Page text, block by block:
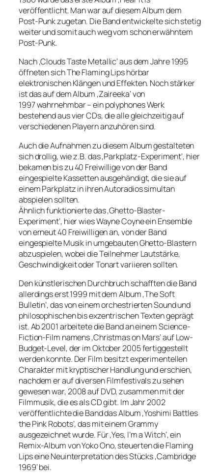
veröffentlicht. Man war auf diesem Album dem
Post-Punk zugetan. Die Band entwickelte sich stetig
weiter und somit auch weg vom schon erwähntem
Post-Punk.
Nach ‚Clouds Taste Metallic‘ aus dem Jahre 1995
öffneten sich The Flaming Lips hörbar
elektronischen Klängen und Effekten. Noch stärker
ist das auf dem Album ‚Zaireeka‘ von
1997 wahrnehmbar – ein polyphones Werk
bestehend aus vier CDs, die alle gleichzeitig auf
verschiedenen Playern anzuhören sind.
Auch die Aufnahmen zu diesem Album gestalteten
sich drollig, wie z.B. das ‚Parkplatz-Experiment‘, hier
bekamen bis zu 40 Freiwillige von der Band
eingespielte Kassetten ausgehändigt, die sie auf
einem Parkplatz in ihren Autoradios simultan
abspielen sollten.
Ähnlich funktionierte das ‚Ghetto-Blaster-
Experiment‘, hier wies Wayne Coyne ein Ensemble
von erneut 40 Freiwilligen an, von der Band
eingespielte Musik in umgebauten Ghetto-Blastern
abzuspielen, wobei die Teilnehmer Lautstärke,
Geschwindigkeit oder Tonart variieren sollten.
Den künstlerischen Durchbruch schafften die Band
allerdings erst 1999 mit dem Album ‚The Soft
Bulletin‘, das von einem orchestrierten Sound und
philosophischen bis exzentrischen Texten geprägt
ist. Ab 2001 arbeitete die Band an einem Science-
Fiction-Film namens ‚Christmas on Mars‘ auf Low-
Budget-Level, der im Oktober 2005 fertiggestellt
werden konnte. Der Film besitzt experimentellen
Charakter mit kryptischer Handlung und erschien,
nachdem er auf diversen Filmfestivals zu sehen
gewesen war, 2008 auf DVD, zusammen mit der
Filmmusik, die es als CD gibt. Im Jahr 2002
veröffentlichte die Band das Album ‚Yoshimi Battles
the Pink Robots‘, das mit einem Grammy
ausgezeichnet wurde. Für ‚Yes, I’m a Witch‘, ein
Remix-Album von Yoko Ono, steuerten die Flaming
Lips eine Neuinterpretation des Stücks ‚Cambridge
1969‘ bei.